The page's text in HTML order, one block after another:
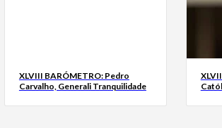
XLVIII BARÓMETRO: Pedro
Carvalho, Generali Tranquilidade